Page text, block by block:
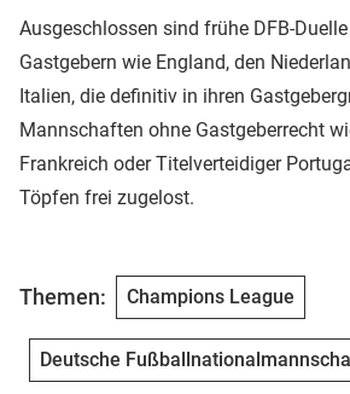
Ausgeschlossen sind frühe DFB-
Gastgebern wie England, den
Italien, die definitiv in ihren
Mannschaften ohne Gastgeberrecht
Frankreich oder Titelverteidiger
Töpfen frei zugelost.
Themen: Champions League
Deutsche